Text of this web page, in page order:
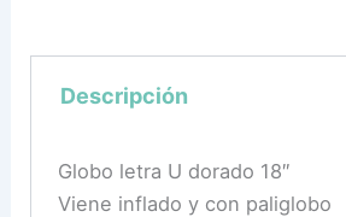
Descripción
Globo letra U dorado 18″
Viene inflado y con paliglobo